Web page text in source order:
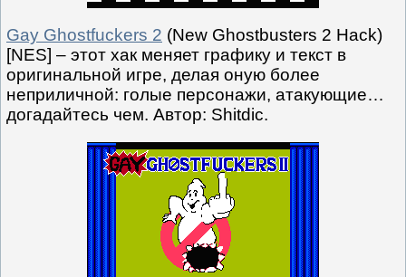
Gay Ghostfuckers 2 (New Ghostbusters 2 Hack)
[NES] – этот хак меняет графику и текст в
оригинальной игре, делая оную более
неприличной: голые персонажи, атакующие…
догадайтесь чем. Автор: Shitdic.